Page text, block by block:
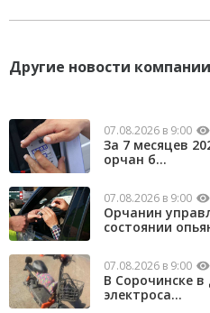
Другие новости компании
07.08.2026 в 9:00
За 7 месяцев
орчан б...
07.08.2026 в 9:00
Орчанин
состоянии
07.08.2026 в 9:00
В Сорочинске
электроса...